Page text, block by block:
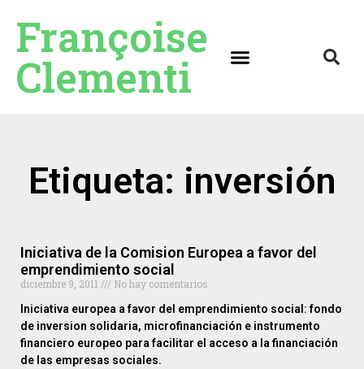
Françoise
Clementi
Etiqueta: inversión
Iniciativa de la Comision Europea a favor del
emprendimiento social
diciembre 9, 2011
No hay comentarios
Iniciativa europea a favor del emprendimiento social: fondo
de inversion solidaria, microfinanciación e instrumento
financiero europeo para facilitar el acceso a la financiación
de las empresas sociales.